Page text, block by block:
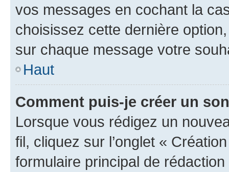
vos messages en cochant la
choisissez cette dernière
sur chaque message votre
Haut
Comment puis-je créer un
Lorsque vous rédigez un
fil, cliquez sur l’onglet «
formulaire principal de